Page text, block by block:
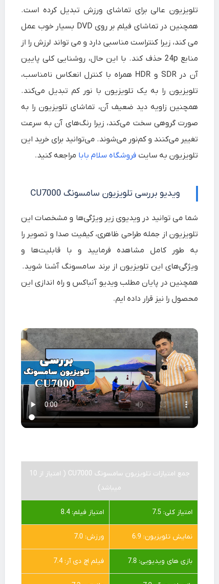
تلویزیون عالی برای تماشای ورزش تبدیل کرده است.
همچنین در تماشای فیلم بر روی DVD بسیار خوب عمل
می کند، زیرا کنتراست مناسبی دارد و می تواند لرزش را از
منابع 24p حذف کند. با این حال، روشنایی کلی پایین
آن در SDR و HDR همراه با کنترل انعکاس نامناسب،
تلویزیون را به یک تلویزیون با نور کم تبدیل می‌کند.
همچنین زاویه دید ضعیف آن، تماشای تلویزیون را به
صورت گروهی سخت می‌کند، زیرا رنگ‌های آن به سرعت
تغییر می‌کنند و کم‌نور می‌شوند. می‌توانید برای خرید این
تلویزیون به سایت فروشگاه سلام بابا مراجعه کنید.
ویدیو بررسی تلویزیون سامسونگ CU7000
شما می توانید در ویدیوی زیر ویژگی‌ها و مشخصات این
تلویزیون از جمله طراحی ظاهری، کیفیت صدا و تصویر را
به طور کامل مشاهده فرمایید و با قابلیت‌ها و
ویژگی‌های این تلویزیون از برند سامسونگ آشنا شوید.
همچنین در پایان مطلب ویدیو آنباکس و راه اندازی این
محصول را نیز قرار داده ایم.
جمع امتیازات تلویزیون سامسونگ CU7000 ( امتیاز از 10
میباشد)
امتیاز کلی: 7.5 امتیاز فیلم: 8.4
نمایش تلویزیون: 6.9 ورزش: 7.0
بازی های ویدیویی: 7.8 فیلم اچ دی آر: 7.4